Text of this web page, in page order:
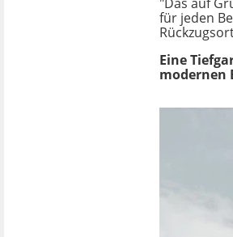
für jeden
Eine
modernen